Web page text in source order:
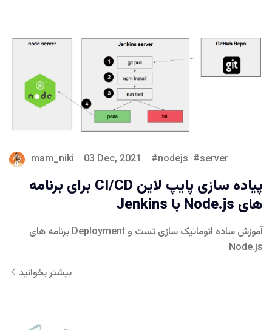
mam_niki 03 Dec, 2021 nodejs server
پیاده سازی پایپ لاین CI/CD برای برنامه
های Node.js با Jenkins
آموزش ساده اتوماتیک سازی تست و Deployment برنامه های
Node.js
بیشتر بخوانید